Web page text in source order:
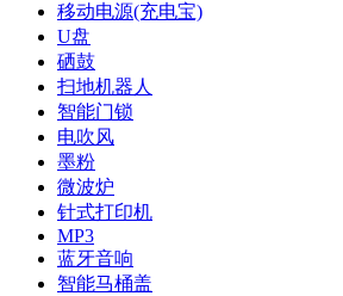
移动电源(充电宝)
U盘
硒鼓
扫地机器人
智能门锁
电吹风
墨粉
微波炉
针式打印机
MP3
蓝牙音响
智能马桶盖